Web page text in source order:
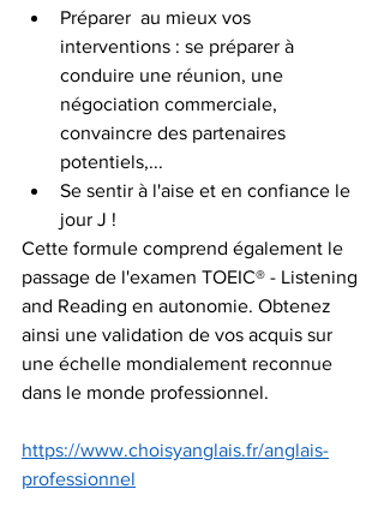
Préparer  au mieux vos
interventions : se préparer à
conduire une réunion, une
négociation commerciale,
convaincre des partenaires
potentiels,...
Se sentir à l'aise et en confiance le
jour J !
​Cette formule comprend également le
passage de l'examen TOEIC® - Listening
and Reading en autonomie. Obtenez
ainsi une validation de vos acquis sur
une échelle mondialement reconnue
dans le monde professionnel.
https://www.choisyanglais.fr/anglais-
professionnel